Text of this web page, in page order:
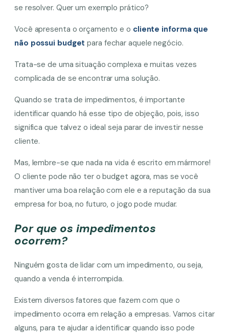
se resolver. Quer um exemplo prático?
Você apresenta o orçamento e o cliente informa que
não possui budget para fechar aquele negócio.
Trata-se de uma situação complexa e muitas vezes
complicada de se encontrar uma solução.
Quando se trata de impedimentos, é importante
identificar quando há esse tipo de objeção, pois, isso
significa que talvez o ideal seja parar de investir nesse
cliente.
Mas, lembre-se que nada na vida é escrito em mármore!
O cliente pode não ter o budget agora, mas se você
mantiver uma boa relação com ele e a reputação da sua
empresa for boa, no futuro, o jogo pode mudar.
Por que os impedimentos
ocorrem?
Ninguém gosta de lidar com um impedimento, ou seja,
quando a venda é interrompida.
Existem diversos fatores que fazem com que o
impedimento ocorra em relação a empresas. Vamos citar
alguns, para te ajudar a identificar quando isso pode